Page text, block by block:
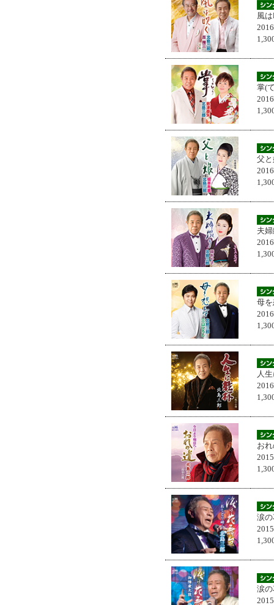
風
掌(
父
夫
母
人
お
涙
涙